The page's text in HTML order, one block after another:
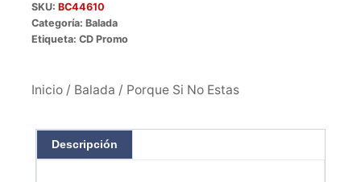
SKU: BC44610
Categoría: Balada
Etiqueta: CD Promo
Inicio / Balada / Porque Si No Estas
Descripción